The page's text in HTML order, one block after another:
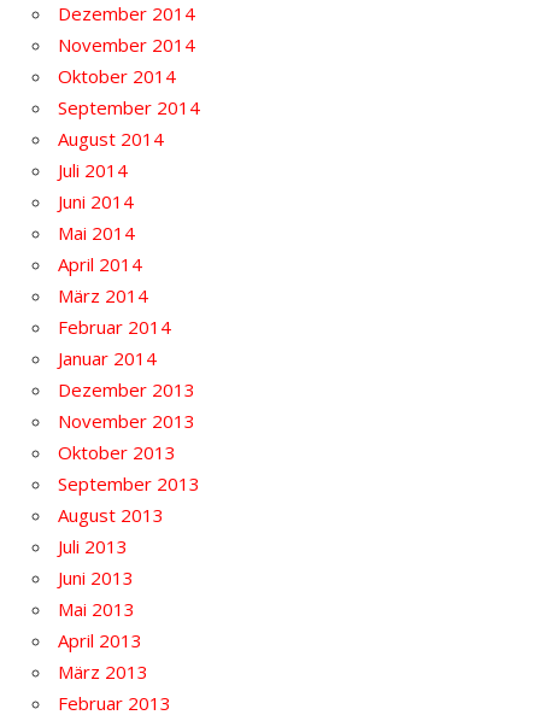
Dezember 2014
November 2014
Oktober 2014
September 2014
August 2014
Juli 2014
Juni 2014
Mai 2014
April 2014
März 2014
Februar 2014
Januar 2014
Dezember 2013
November 2013
Oktober 2013
September 2013
August 2013
Juli 2013
Juni 2013
Mai 2013
April 2013
März 2013
Februar 2013